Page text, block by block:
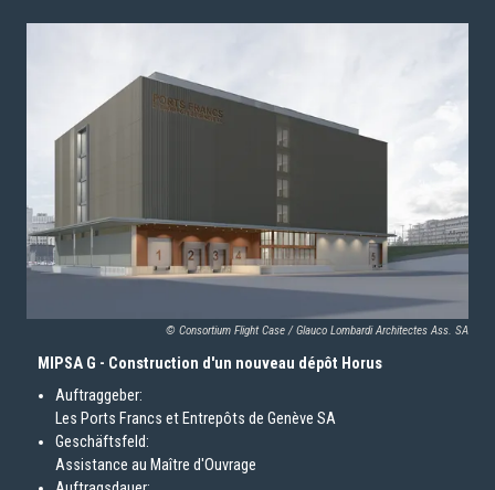
© Consortium Flight Case / Glauco Lombardi Architectes Ass. SA
MIPSA G - Construction d'un nouveau dépôt Horus
Auftraggeber:
Les Ports Francs et Entrepôts de Genève SA
Geschäftsfeld:
Assistance au Maître d'Ouvrage